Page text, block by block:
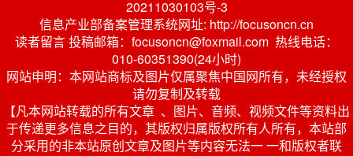
20211030103号-3
信息产业部备案管理系统网址: http://focusoncn.cn
读者留言 投稿邮箱：focusoncn@foxmail.com 热线电话：
010-60351390(24小时)
网站申明：本网站商标及图片仅属聚焦中国网所有，未经授权
请勿复制及转载
【凡本网站转载的所有文章 、图片、音频、视频文件等资料出
于传递更多信息之目的，其版权归属版权所有人所有，本站部
分采用的非本站原创文章及图片等内容无法一 一和版权者联